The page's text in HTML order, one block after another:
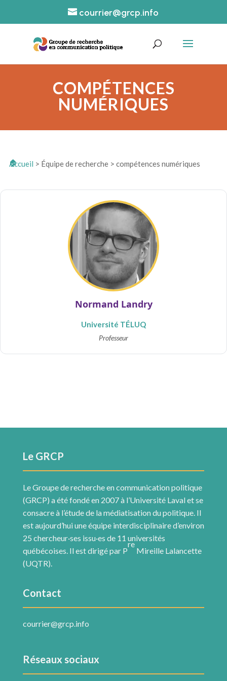
courrier@grcp.info
COMPÉTENCES
NUMÉRIQUES
Accueil > Équipe de recherche > compétences numériques
Normand Landry
Université TÉLUQ
Professeur
Le GRCP
Le Groupe de recherche en communication politique
(GRCP) a été fondé en 2007 à l’Université Laval et se
consacre à l’étude de la médiatisation du politique. Il
est aujourd’hui une équipe interdisciplinaire d’environ
25 chercheur·ses issu·es de 11 universités
québécoises. Il est dirigé par P
re
Mireille Lalancette
(UQTR).
Contact
courrier@grcp.info
Réseaux sociaux